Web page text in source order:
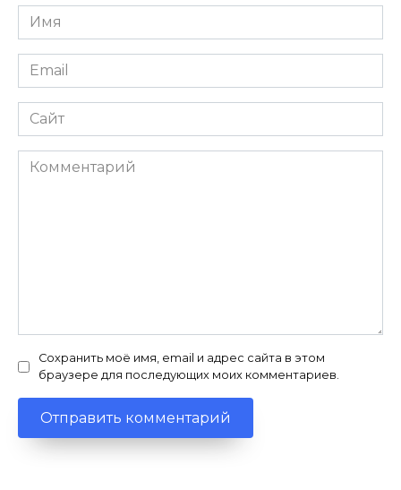
Имя
*
Email
*
Сайт
Комментарий
Сохранить моё имя, email и адрес сайта в этом
браузере для последующих моих комментариев.